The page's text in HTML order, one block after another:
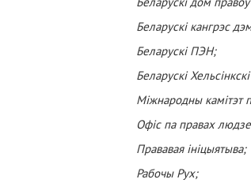
Беларускі кангрэс
Беларускі ПЭН;
Беларускі
Міжнародны камітэт
Офіс па правах
Прававая ініцыятыва;
Рабочы Рух;